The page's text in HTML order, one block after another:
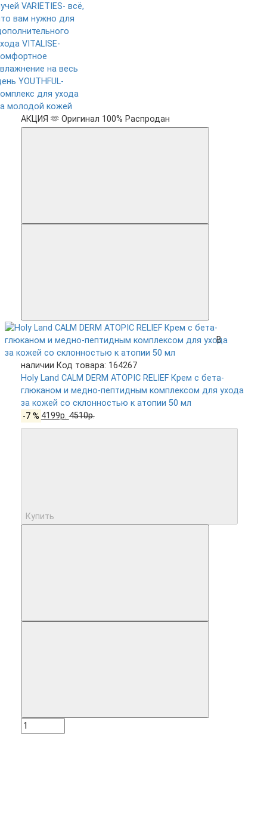
VARIETIES- всё,
вам нужно для
VITALISE-
на весь
YOUTHFUL-
для ухода
молодой кожей
АКЦИЯ 🫶 Оригинал 100% Распродан
В
наличии Код товара: 164267
Holy Land CALM DERM ATOPIC RELIEF Крем с бета-
глюканом и медно-пептидным комплексом для ухода
за кожей со склонностью к атопии 50 мл
-7 % 4199р.4510р.
Купить